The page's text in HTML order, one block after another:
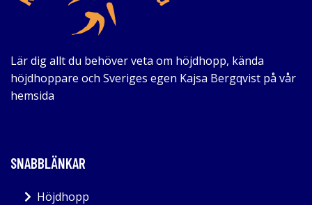
Lär dig allt du behöver veta om höjdhopp, kända
höjdhoppare och Sveriges egen Kajsa Bergqvist på vår
hemsida
SNABBLÄNKAR
Höjdhopp